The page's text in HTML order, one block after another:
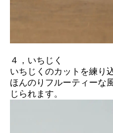
４，いちじく
いちじくのカットを練り
ほんのりフルーティーな
じられます。